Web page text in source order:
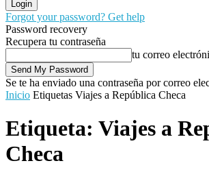
Forgot your password? Get help
Password recovery
Recupera tu contraseña
tu correo
Se te ha enviado una contraseña por correo
Inicio Etiquetas Viajes a República Checa
Etiqueta: Viajes a
Checa